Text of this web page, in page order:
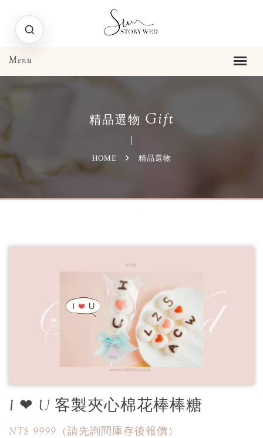
精品選物 Gift
HOME 精品選物
I ❤ U 客製夾心棉花棒棒糖
NT$ 9999（請先詢問庫存後報價）